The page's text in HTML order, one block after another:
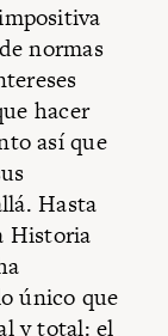
normas
hacer
así que
Hasta
Historia
único que
y total: el